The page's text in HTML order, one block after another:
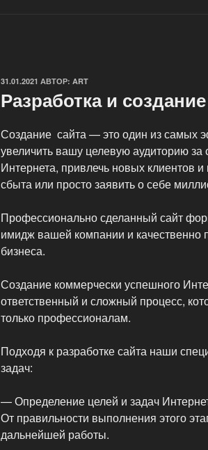
ОПУБЛИКОВАНО
31.01.2021 АВТОР: ART
Разработка и
Создание сайта — это один из самых
увеличить вашу целевую аудиторию за
Интернета, привлечь новых клиентов
сбыта или просто заявить о себе
Профессионально сделанный сайт
имидж вашей компании и качественно
бизнеса.
Создание коммерчески успешного
ответственный и сложный процесс,
только профессионалам.
Подходя к разработке сайта наши
задач:
— Определение целей и задач
От правильности выполнения этого
дальнейшей работы.